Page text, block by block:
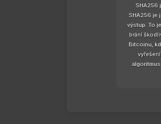
SHA256
SHA256 je
výstup. To
brání
Bitcoinu,